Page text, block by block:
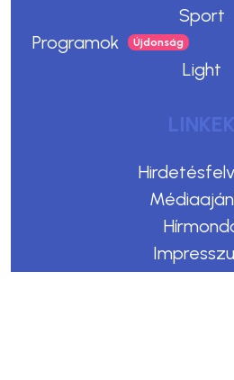
Sport
Programok
Light
LINKEK